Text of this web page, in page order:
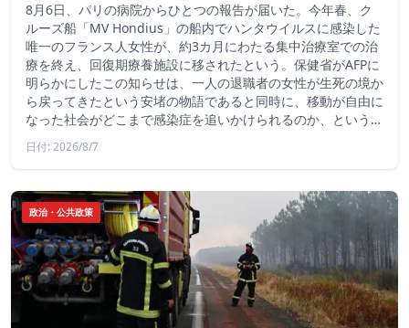
8月6日、パリの病院からひとつの報告が届いた。今年春、ク
ルーズ船「MV Hondius」の船内でハンタウイルスに感染した
唯一のフランス人女性が、約3カ月にわたる集中治療室での治
療を終え、回復期療養施設に移されたという。保健省がAFPに
明らかにしたこの知らせは、一人の退職者の女性が生死の境か
ら戻ってきたという安堵の物語であると同時に、移動が自由に
なった社会がどこまで感染症を追いかけられるのか、という…
日付: 2026/8/7
政治・公共政策